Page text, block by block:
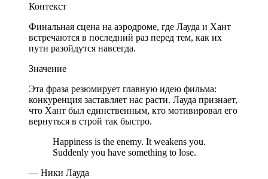
Контекст
Финальная сцена на аэродроме, где Лауда и Хант
встречаются в последний раз перед тем, как их
пути разойдутся навсегда.
Значение
Эта фраза резюмирует главную идею фильма:
конкуренция заставляет нас расти. Лауда признает,
что Хант был единственным, кто мотивировал его
вернуться в строй так быстро.
Happiness is the enemy. It weakens you.
Suddenly you have something to lose.
— Ники Лауда